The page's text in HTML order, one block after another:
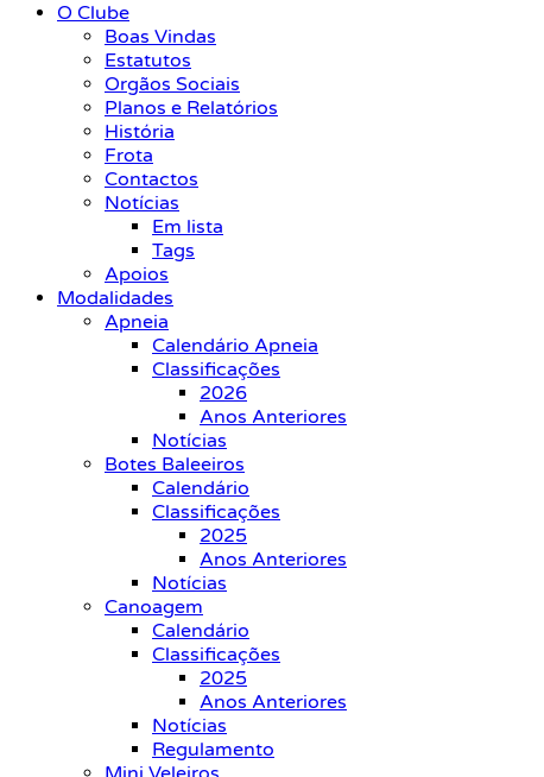
O Clube
Boas Vindas
Estatutos
Orgãos Sociais
Planos e Relatórios
História
Frota
Contactos
Notícias
Em lista
Tags
Apoios
Modalidades
Apneia
Calendário Apneia
Classificações
2026
Anos Anteriores
Notícias
Botes Baleeiros
Calendário
Classificações
2025
Anos Anteriores
Notícias
Canoagem
Calendário
Classificações
2025
Anos Anteriores
Notícias
Regulamento